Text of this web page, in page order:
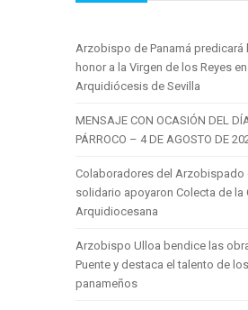
Arzobispo de Panamá predicará
honor a la Virgen de los Reyes
Arquidiócesis de Sevilla
MENSAJE CON OCASIÓN DEL
PÁRROCO – 4 DE AGOSTO DE
Colaboradores del Arzobispado
solidario apoyaron Colecta de la
Arquidiocesana
Arzobispo Ulloa bendice las
Puente y destaca el talento de
panameños